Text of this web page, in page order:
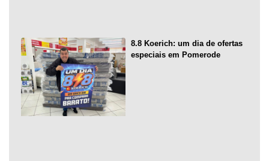
8.8 Koerich: um dia de ofertas
especiais em Pomerode